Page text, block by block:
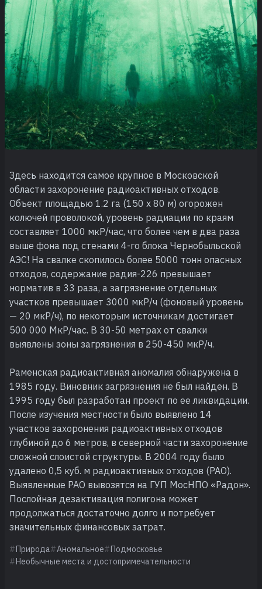
Здесь находится самое крупное в Московской
области захоронение радиоактивных отходов.
Объект площадью 1.2 га (150 x 80 м) огорожен
колючей проволокой, уровень радиации по краям
составляет 1000 мкР/час, что более чем в два раза
выше фона под стенами 4-го блока Чернобыльской
АЭС! На свалке скопилось более 5000 тонн опасных
отходов, содержание радия-226 превышает
норматив в 33 раза, а загрязнение отдельных
участков превышает 3000 мкР/ч (фоновый уровень
— 20 мкР/ч), по некоторым источникам достигает
500 000 МкР/час. В 30-50 метрах от свалки
выявлены зоны загрязнения в 250-450 мкР/ч.
Раменская радиоактивная аномалия обнаружена в
1985 году. Виновник загрязнения не был найден. В
1995 году был разработан проект по ее ликвидации.
После изучения местности было выявлено 14
участков захоронения радиоактивных отходов
глубиной до 6 метров, в северной части захоронение
сложной слоистой структуры. В 2004 году было
удалено 0,5 куб. м радиоактивных отходов (РАО).
Выявленные РАО вывозятся на ГУП МосНПО «Радон».
Послойная дезактивация полигона может
продолжаться достаточно долго и потребует
значительных финансовых затрат.
Природа Аномальное
Подмосковье
Необычные места и достопримечательности